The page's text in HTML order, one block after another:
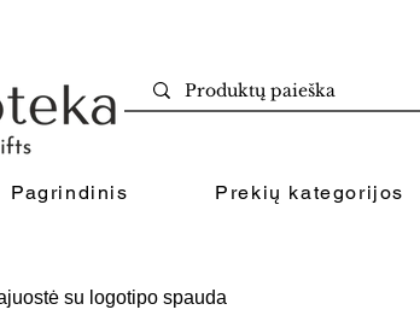
Pagrindinis Prekių kategorijos